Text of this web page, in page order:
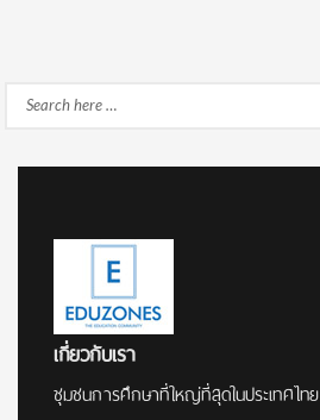
Search
เกี่ยวกับเรา
ชุมชนการศึกษาที่ใหญ่ที่สุดในประเทศไทย